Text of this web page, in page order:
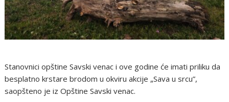
Stanovnici opštine Savski venac i ove godine će imati priliku da
besplatno krstare brodom u okviru akcije „Sava u srcu”,
saopšteno je iz Opštine Savski venac.